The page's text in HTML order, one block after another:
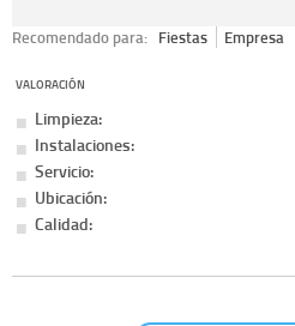
Recomendado para: Fiestas Empresa
VALORACIÓN
Limpieza:
Instalaciones:
Servicio:
Ubicación:
Calidad: